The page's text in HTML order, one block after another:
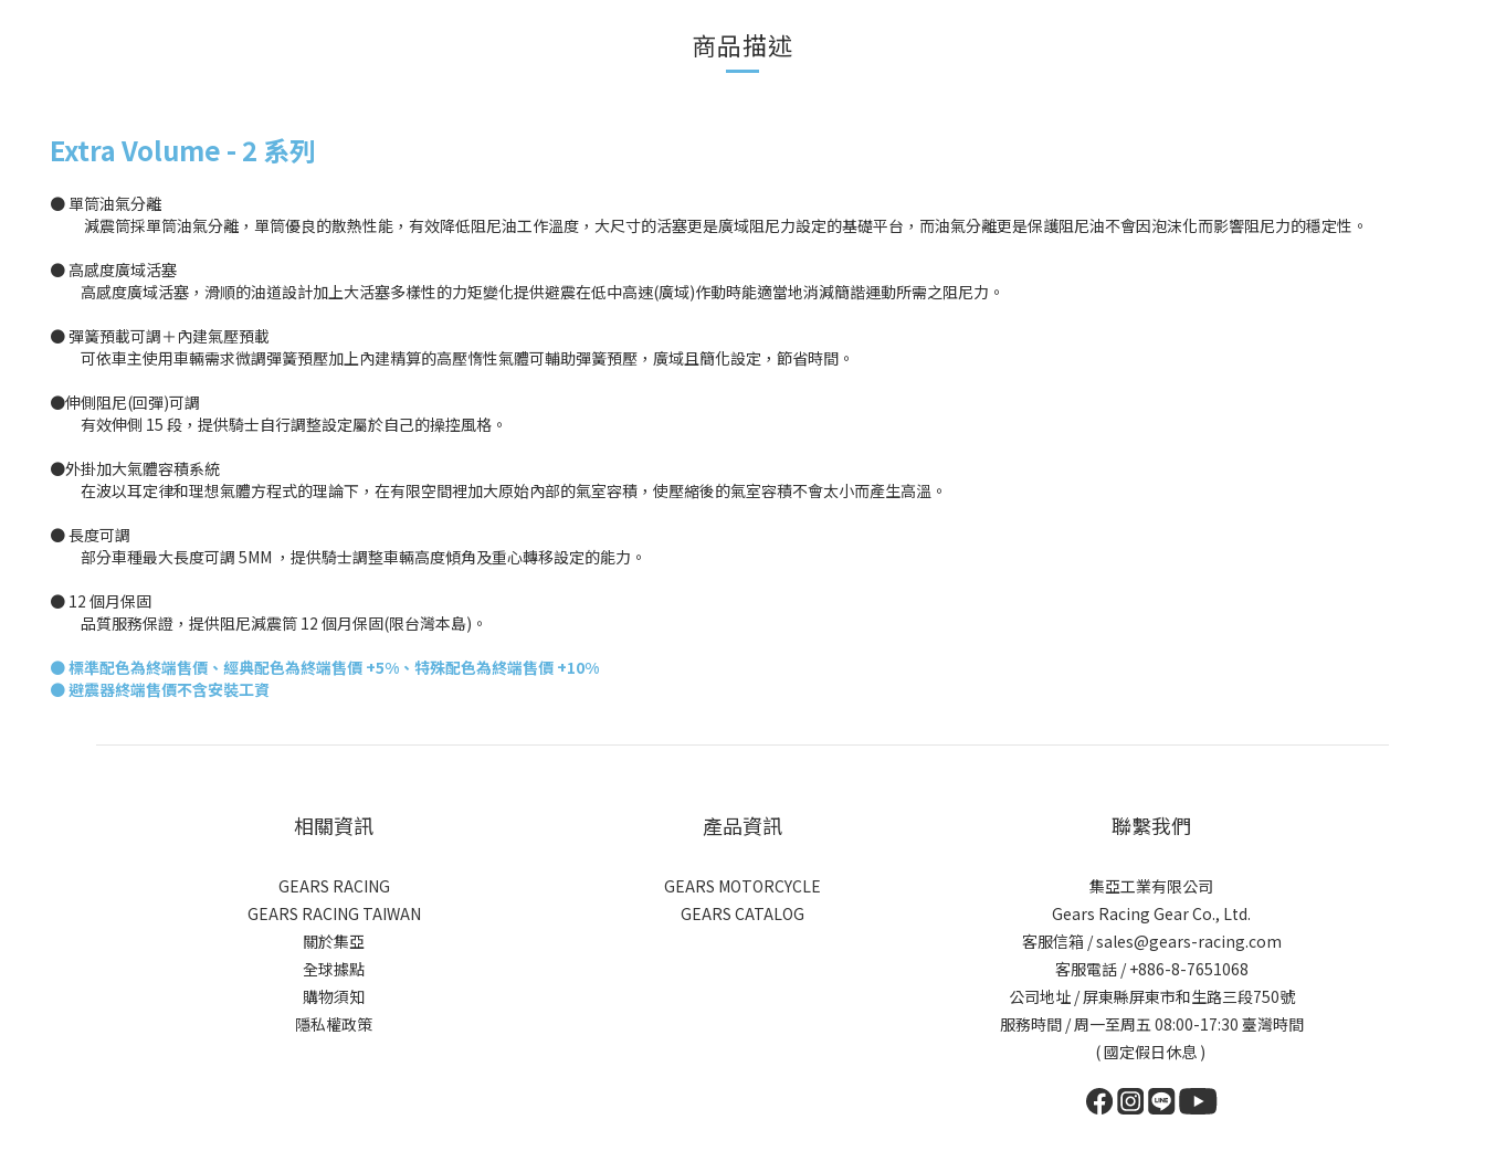
商品描述
Extra Volume - 2 系列
● 單筒油氣分離
減震筒採單筒油氣分離，單筒優良的散熱性能，有效降低阻尼油工作溫度，大尺寸的活塞更是廣域阻尼力設定的基礎平台，而油氣分離更是保護阻尼油不會因泡沫化而影響阻尼力的穩定性。
● 高感度廣域活塞
高感度廣域活塞，滑順的油道設計加上大活塞多樣性的力矩變化提供避震在低中高速(廣域)作動時能適當地消減簡諧運動所需之阻尼力。
● 彈簧預載可調＋內建氣壓預載
可依車主使用車輛需求微調彈簧預壓加上內建精算的高壓惰性氣體可輔助彈簧預壓，廣域且簡化設定，節省時間。
●伸側阻尼(回彈)可調
有效伸側 15 段，提供騎士自行調整設定屬於自己的操控風格。
●外掛加大氣體容積系統
在波以耳定律和理想氣體方程式的理論下，在有限空間裡加大原始內部的氣室容積，使壓縮後的氣室容積不會太小而產生高溫。
● 長度可調
部分車種最大長度可調 5MM ，提供騎士調整車輛高度傾角及重心轉移設定的能力。
● 12 個月保固
品質服務保證，提供阻尼減震筒 12 個月保固(限台灣本島)。
●標準配色為終端售價、經典配色為終端售價 +5%、特殊配色為終端售價 +10%
● 避震器終端售價不含安裝工資
相關資訊
GEARS RACING
GEARS RACING TAIWAN
關於集亞
全球據點
購物須知
隱私權政策
產品資訊
GEARS MOTORCYCLE
GEARS CATALOG
聯繫我們
集亞工業有限公司
Gears Racing Gear Co., Ltd.
客服信箱 / sales@gears-racing.com
客服電話 / +886-8-7651068
公司地址 / 屏東縣屏東市和生路三段750號
服務時間 / 周一至周五 08:00-17:30 臺灣時間
( 國定假日休息 )